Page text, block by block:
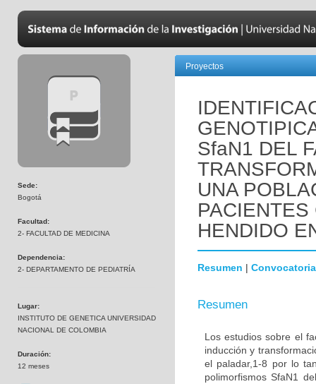
Sede:
Bogotá
Facultad:
2- FACULTAD DE MEDICINA
Dependencia:
2- DEPARTAMENTO DE PEDIATRÍA
Lugar:
INSTITUTO DE GENETICA UNIVERSIDAD
NACIONAL DE COLOMBIA
Duración:
12 meses
Proyectos
SfaN1 DEL
UNA
HENDIDO
Resumen | Convocatoria
Resumen
Los estudios sobre el
inducción y
el paladar,1-8 por lo
polimorfismos SfaN1